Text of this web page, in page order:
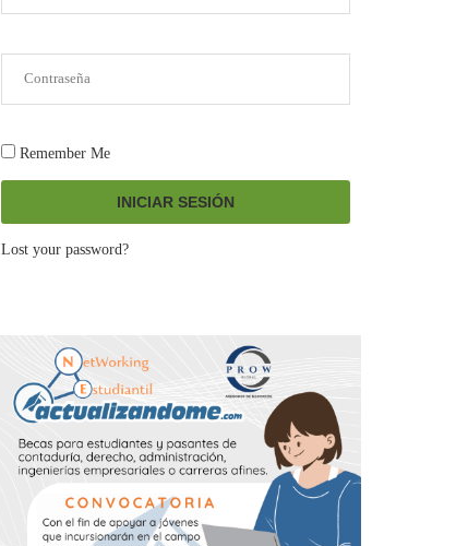
Remember Me
INICIAR SESIÓN
Lost your password?